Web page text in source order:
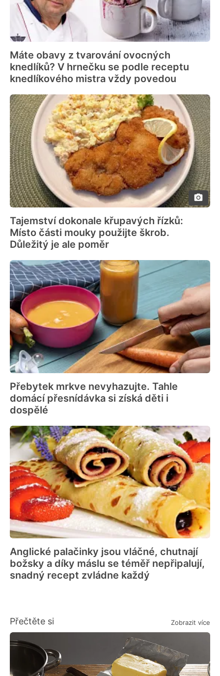
Máte obavy z tvarování ovocných
knedlíků? V hrnečku se podle receptu
knedlíkového mistra vždy povedou
Tajemství dokonale křupavých řízků:
Místo části mouky použijte škrob.
Důležitý je ale poměr
Přebytek mrkve nevyhazujte. Tahle
domácí přesnídávka si získá děti i
dospělé
Anglické palačinky jsou vláčné, chutnají
božsky a díky máslu se téměř nepřipalují,
snadný recept zvládne každý
Přečtěte si Zobrazit více